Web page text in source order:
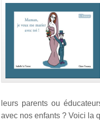
leurs parents ou
avec nos enfants ? Voici la